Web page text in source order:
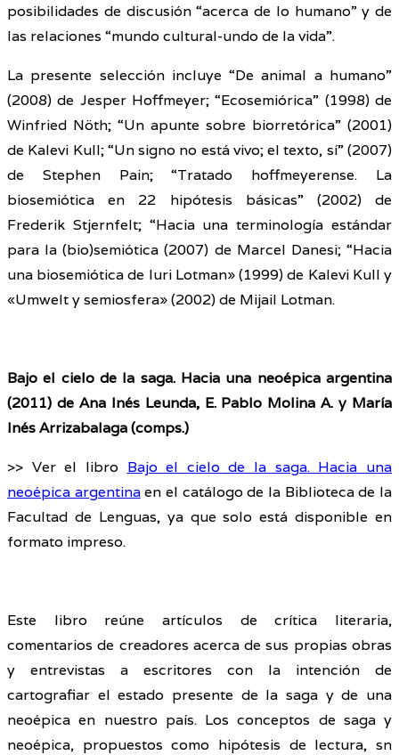
posibilidades de discusión “acerca de lo humano” y de
las relaciones “mundo cultural-undo de la vida”.
La presente selección incluye “De animal a humano”
(2008) de Jesper Hoffmeyer; “Ecosemiórica” (1998) de
Winfried Nöth; “Un apunte sobre biorretórica” (2001)
de Kalevi Kull; “Un signo no está vivo; el texto, sí” (2007)
de Stephen Pain; “Tratado hoffmeyerense. La
biosemiótica en 22 hipótesis básicas” (2002) de
Frederik Stjernfelt; “Hacia una terminología estándar
para la (bio)semiótica (2007) de Marcel Danesi; “Hacia
una biosemiótica de luri Lotman» (1999) de Kalevi Kull y
«Umwelt y semiosfera» (2002) de Mijail Lotman.
Bajo el cielo de la saga. Hacia una neoépica argentina
(2011) de Ana Inés Leunda, E. Pablo Molina A. y María
Inés Arrizabalaga (comps.)
>> Ver el libro Bajo el cielo de la saga. Hacia una
neoépica argentinaen el catálogo de la Biblioteca de la
Facultad de Lenguas, ya que solo está disponible en
formato impreso.
Este libro reúne artículos de crítica literaria,
comentarios de creadores acerca de sus propias obras
y entrevistas a escritores con la intención de
cartografiar el estado presente de la saga y de una
neoépica en nuestro país. Los conceptos de saga y
neoépica, propuestos como hipótesis de lectura, sn